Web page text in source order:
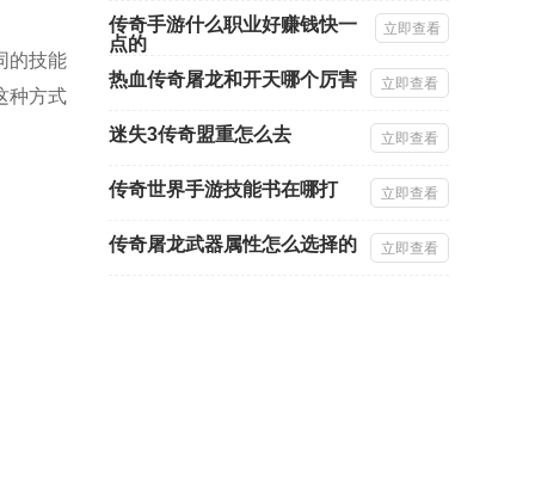
的技能
种方式
传奇手游什么职业好赚钱快一
点的
立即查看
热血传奇屠龙和开天哪个厉害 立即查看
迷失3传奇盟重怎么去 立即查看
传奇世界手游技能书在哪打 立即查看
传奇屠龙武器属性怎么选择的 立即查看